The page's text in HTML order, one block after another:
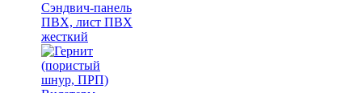
Сэндвич-панель
ПВХ, лист ПВХ
жесткий